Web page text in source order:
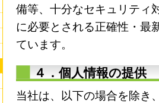
備等、十分なセキュリティ
に必要とされる正確性・最
ています。
４．個人情報の提供
当社は、以下の場合を除き